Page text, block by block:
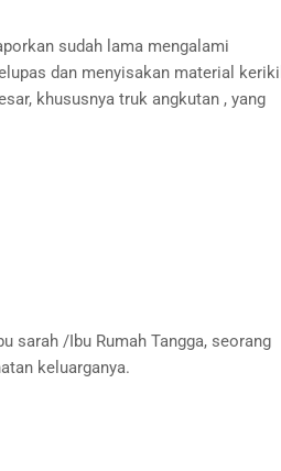
sudah lama mengalami
dan menyisakan material kerikil
khususnya truk angkutan , yang
sarah /Ibu Rumah Tangga, seorang
keluarganya.